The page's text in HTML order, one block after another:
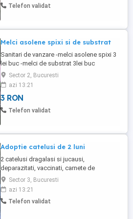
conform vârstei Hrăniți cu hrană de
Telefon validat
Melci asolene spixi si de substrat
Sanitari de vanzare -melci asolene spixi 3
lei buc -melci de substrat 3lei buc
Bucuresti sector 2 (3 min de metrou
iancului) zona Vatra Luminoasa
Sector 2, Bucuresti
azi 13:21
3 RON
Telefon validat
Adoptie catelusi de 2 luni
2 catelusi dragalasi si jucausi,
deparazitati, vaccinati, carnete de
sanatate, baietel in pozele 1 si 2, fetita in
pozele 3, 4 si 5, sunt pregatiti sa devina
cei mai loiali prieteni pentru niste familii
serioase, responsabile si iubitoare.
Sector 3, Bucuresti
azi 13:21
Telefon validat